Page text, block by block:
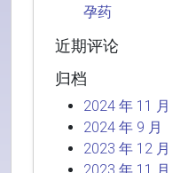
孕药
近期评论
归档
2024 年 11 月
2024 年 9 月
2023 年 12 月